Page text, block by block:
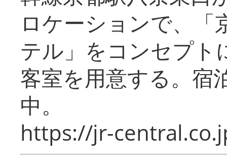
ロケーションで、「
テル」をコンセプト
客室を用意する。宿
中。
https://jr-